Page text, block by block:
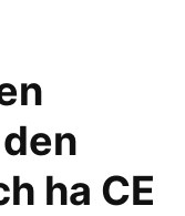
ha CE